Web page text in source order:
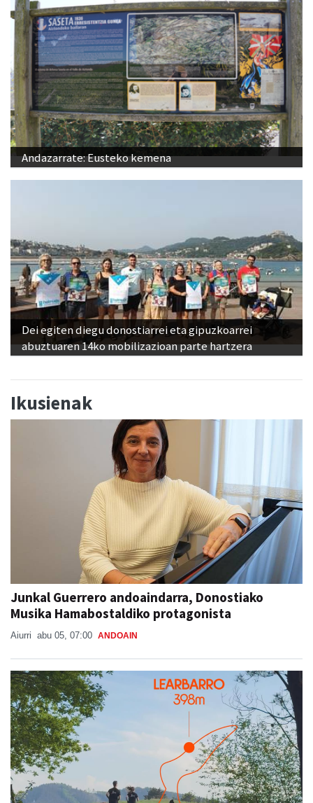
Andazarrate: Eusteko kemena
Dei egiten diegu donostiarrei eta gipuzkoarrei
abuztuaren 14ko mobilizazioan parte hartzera
Ikusienak
Junkal Guerrero andoaindarra, Donostiako
Musika Hamabostaldiko protagonista
Aiurri abu 05, 07:00 ANDOAIN